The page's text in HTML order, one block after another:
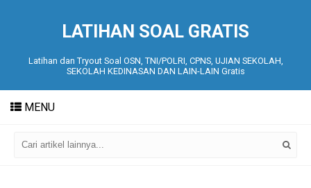
LATIHAN SOAL GRATIS
Latihan dan Tryout Soal OSN, TNI/POLRI, CPNS, UJIAN SEKOLAH,
SEKOLAH KEDINASAN DAN LAIN-LAIN Gratis
MENU